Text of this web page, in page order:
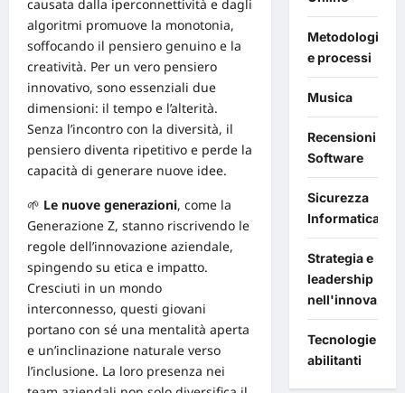
causata dalla iperconnettività e dagli
algoritmi promuove la monotonia,
soffocando il pensiero genuino e la
creatività. Per un vero pensiero
innovativo, sono essenziali due
dimensioni: il tempo e l’alterità.
Senza l’incontro con la diversità, il
pensiero diventa ripetitivo e perde la
capacità di generare nuove idee.
🌱 Le nuove generazioni, come la
Generazione Z, stanno riscrivendo le
regole dell’innovazione aziendale,
spingendo su etica e impatto.
Cresciuti in un mondo
interconnesso, questi giovani
portano con sé una mentalità aperta
e un’inclinazione naturale verso
l’inclusione. La loro presenza nei
Metodologie
e processi
Musica
Recensioni
Software
Sicurezza
Informatica
Strategia e
leadership
Tecnologie
abilitanti